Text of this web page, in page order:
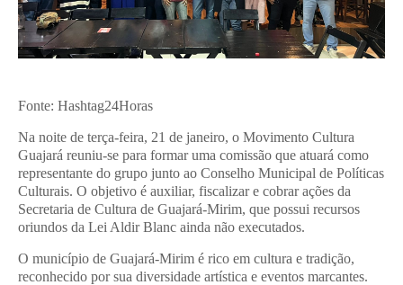
Fonte: Hashtag24Horas
Na noite de terça-feira, 21 de janeiro, o Movimento Cultura
Guajará reuniu-se para formar uma comissão que atuará como
representante do grupo junto ao Conselho Municipal de Políticas
Culturais. O objetivo é auxiliar, fiscalizar e cobrar ações da
Secretaria de Cultura de Guajará-Mirim, que possui recursos
oriundos da Lei Aldir Blanc ainda não executados.
O município de Guajará-Mirim é rico em cultura e tradição,
reconhecido por sua diversidade artística e eventos marcantes.